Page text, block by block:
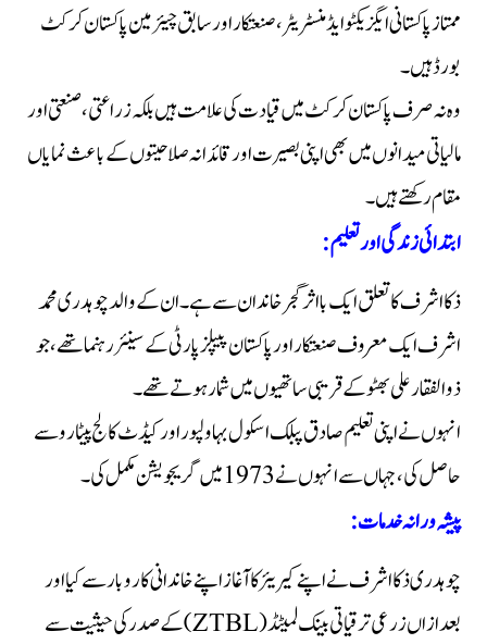
ممتاز پاکستانی ایگزیکٹو ایڈمنسٹریٹر، صنعتکار اور سابق چیئرمین پاکستان کرکٹ
بورڈ ہیں۔
وہ نہ صرف پاکستان کرکٹ میں قیادت کی علامت ہیں بلکہ زراعتی، صنعتی اور
مالیاتی میدانوں میں بھی اپنی بصیرت اور قائدانہ صلاحیتوں کے باعث نمایاں
مقام رکھتے ہیں۔
ابتدائی زندگی اور تعلیم:
ذکا اشرف کا تعلق ایک بااثر گجر خاندان سے ہے۔ ان کے والد چوہدری محمد
اشرف ایک معروف صنعتکار اور پاکستان پیپلز پارٹی کے سینئر رہنما تھے، جو
ذوالفقار علی بھٹو کے قریبی ساتھیوں میں شمار ہوتے تھے۔
انہوں نے اپنی تعلیم صادق پبلک اسکول بہاولپور اور کیڈٹ کالج پیٹارو سے
حاصل کی، جہاں سے انہوں نے 1973 میں گریجویشن مکمل کی۔
پیشہ ورانہ خدمات:
چوہدری ذکا اشرف نے اپنے کیریئر کا آغاز اپنے خاندانی کاروبار سے کیا اور
بعد ازاں زرعی ترقیاتی بینک لمیٹڈ (ZTBL) کے صدر کی حیثیت سے